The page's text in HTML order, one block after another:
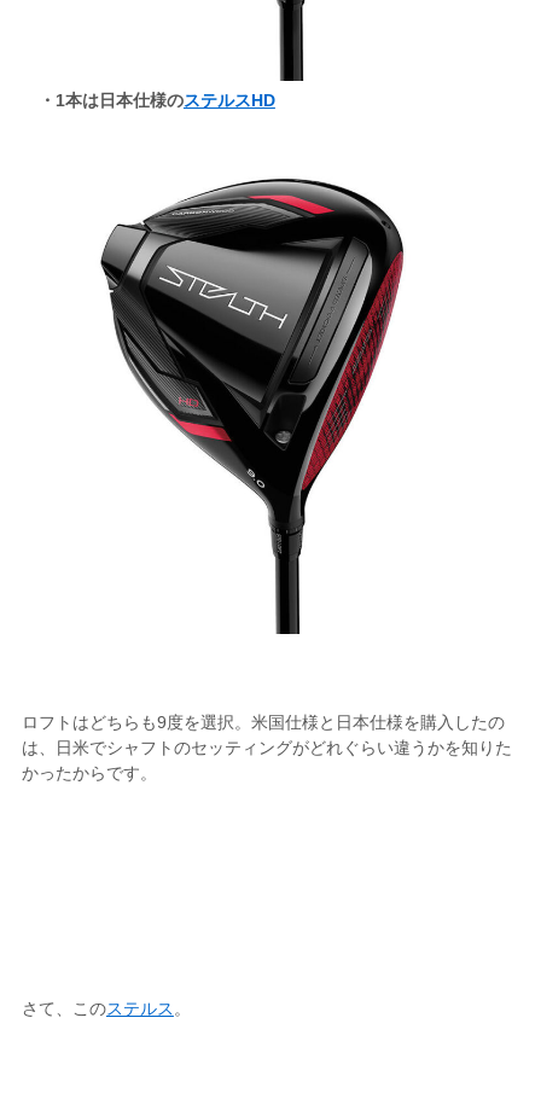
・1本は日本仕様のステルスHD
ロフトはどちらも9度を選択。米国仕様と日本仕様を購入したの
は、日米でシャフトのセッティングがどれぐらい違うかを知りた
かったからです。
さて、このステルス 。